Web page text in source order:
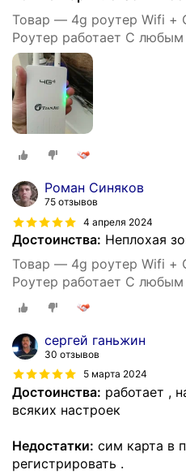
Товар — 4g роутер Wifi +
Роутер работает С
россии, крыма, СНГ.
требует настроек! Прочный
Роман Синяков
75 отзывов
4 апреля 2024
Достоинства: Неплохая
Товар — 4g роутер Wifi +
Роутер работает С
россии, крыма, СНГ.
требует настроек! Прочный
сергей ганьжин
30 отзывов
5 марта 2024
Достоинства: работает ,
всяких настроек
Недостатки: сим карта в
регистрировать .